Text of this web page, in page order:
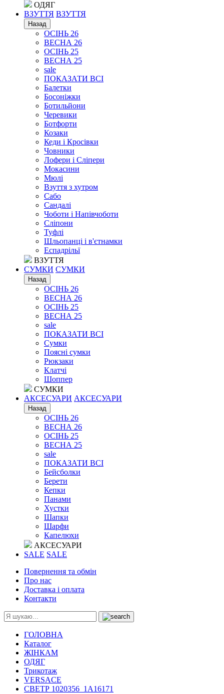
ОДЯГ
ВЗУТТЯ ВЗУТТЯ
Назад
ОСІНЬ 26
ВЕСНА 26
ОСІНЬ 25
ВЕСНА 25
sale
ПОКАЗАТИ ВСІ
Балетки
Босоніжки
Ботильйони
Черевики
Ботфорти
Козаки
Кеди і Кросівки
Човники
Лофери і Сліпери
Мокасини
Мюлі
Взуття з хутром
Сабо
Сандалі
Чоботи і Напівчоботи
Сліпони
Туфлі
Шльопанці і в'єтнамки
Еспадрільї
ВЗУТТЯ
СУМКИ СУМКИ
Назад
ОСІНЬ 26
ВЕСНА 26
ОСІНЬ 25
ВЕСНА 25
sale
ПОКАЗАТИ ВСІ
Сумки
Поясні сумки
Рюкзаки
Клатчі
Шоппер
СУМКИ
АКСЕСУАРИ АКСЕСУАРИ
Назад
ОСІНЬ 26
ВЕСНА 26
ОСІНЬ 25
ВЕСНА 25
sale
ПОКАЗАТИ ВСІ
Бейсболки
Берети
Кепки
Панами
Хустки
Шапки
Шарфи
Капелюхи
АКСЕСУАРИ
SALE SALE
Повернення та обмін
Про нас
Доставка і оплата
Контакти
ГОЛОВНА
Каталог
ЖІНКАМ
ОДЯГ
Трикотаж
VERSACE
СВЕТР 1020356_1A16171